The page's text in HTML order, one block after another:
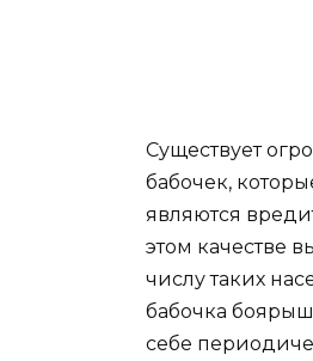
Существует
бабочек,
являются
этом качестве
числу таких
бабочка
себе